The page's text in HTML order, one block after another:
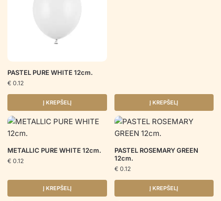
PASTEL PURE WHITE 12cm.
€ 0.12
Į KREPŠELĮ Į KREPŠELĮ
METALLIC PURE WHITE 12cm.
€ 0.12
Į KREPŠELĮ
PASTEL ROSEMARY GREEN
12cm.
€ 0.12
Į KREPŠELĮ